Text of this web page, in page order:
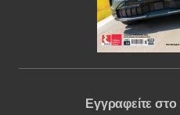
Εγγραφείτε